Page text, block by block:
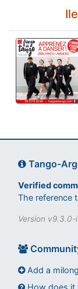
Tango-
Verified
The reference
Version
Add a
How does it